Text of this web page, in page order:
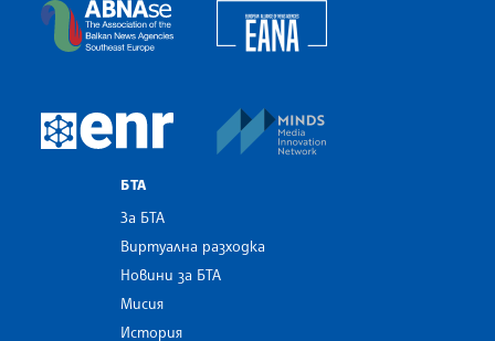
The Assocoation of the Balkan News Agencies
European Newsroom
БТА
За БТА
Виртуална разходка
Новини за БТА
Мисия
История